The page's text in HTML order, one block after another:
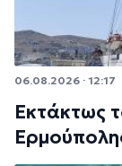
06.08.2026 · 12:17
Εκτάκτως